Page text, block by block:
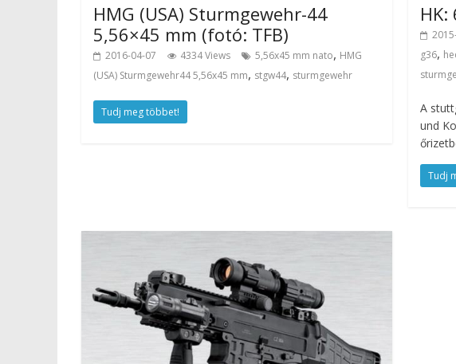
HMG (USA) Sturmgewehr-44
5,56×45 mm (fotó: TFB)
2016-04-07 4334 Views 5,56x45 mm nato, HMG
(USA) Sturmgewehr44 5,56x45 mm, stgw44, sturmgewehr
Tudj meg többet!
g36,
A
und
Tudj